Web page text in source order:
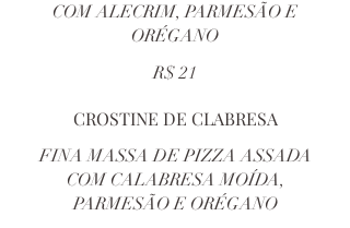
COM ALECRIM, PARMESÃO E
ORÉGANO
R$ 21
CROSTINE DE CLABRESA
FINA MASSA DE PIZZA ASSADA
COM CALABRESA MOÍDA,
PARMESÃO E ORÉGANO